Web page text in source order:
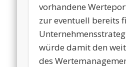
vorhandene
zur eventuell bereits
würde damit den
des